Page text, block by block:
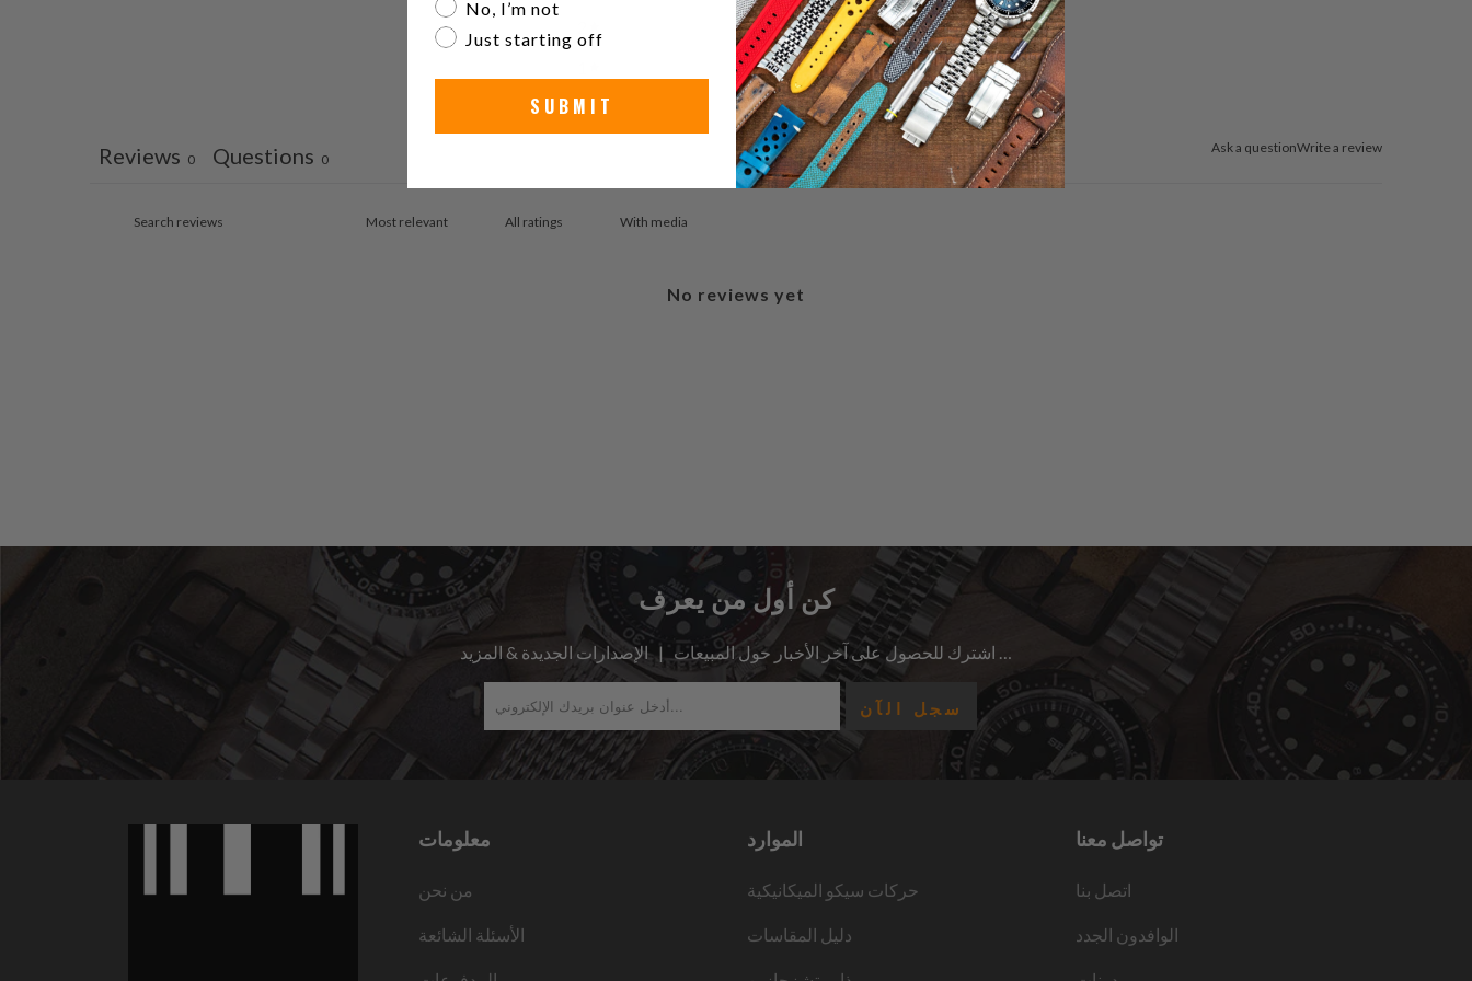
0%
0%
Ask a questionWrite a review
Reviews 0 Questions 0
With media
No reviews yet
كن أول من يعرف
معلومات
من نحن
الأسئلة الشائعة
الموارد
حركات سيكو الميكانيكية
دليل المقاسات
تواصل معنا
اتصل بنا
الوافدون الجدد
No, I’m not
Just starting off
SUBMIT